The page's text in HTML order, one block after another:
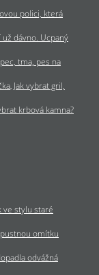
polici, která
dávno. Ucpaný
tma, pes na
Jak vybrat gril,
krbová kamna?
ve stylu staré
omítku
odvážná